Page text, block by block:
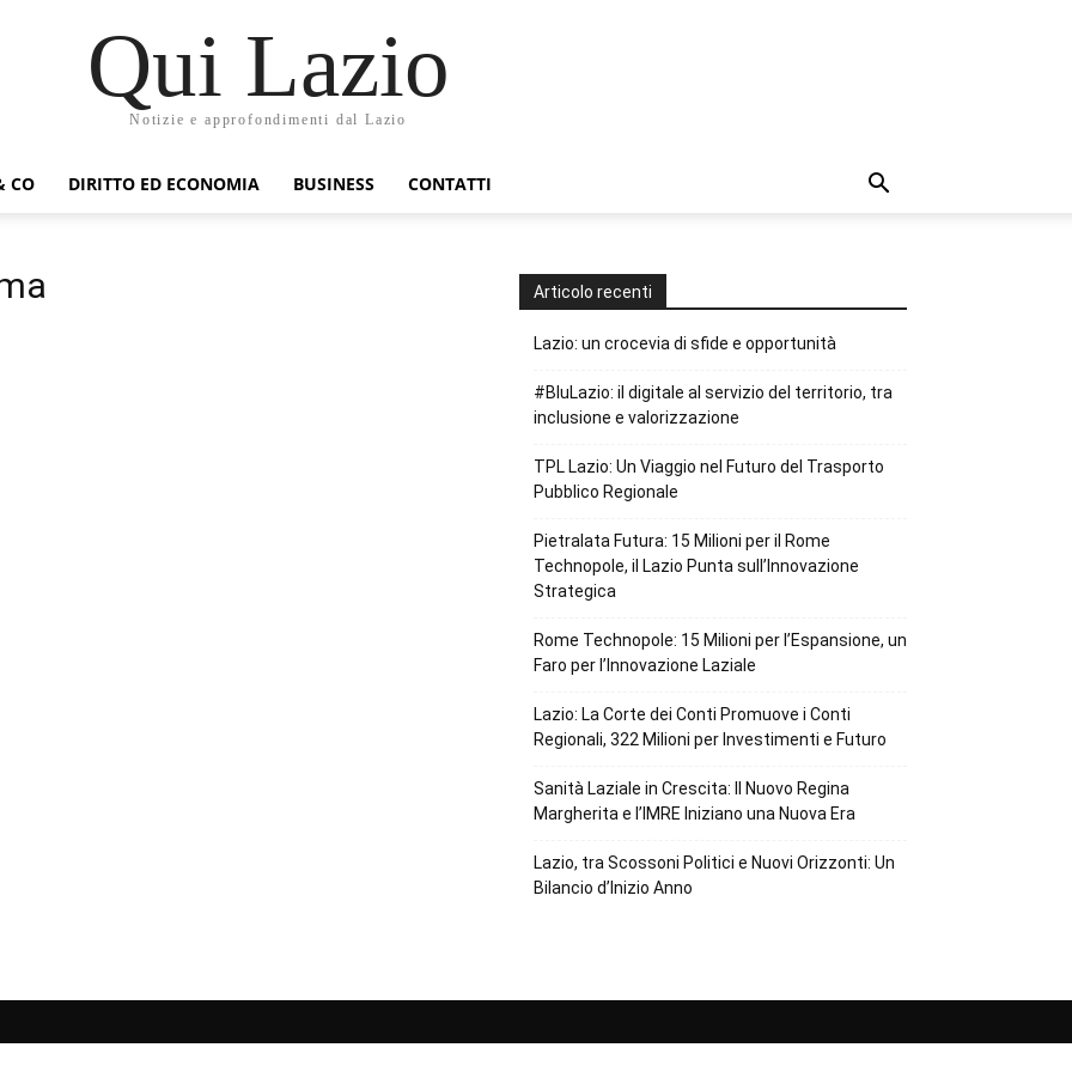
Qui Lazio
Notizie e approfondimenti dal Lazio
CO DIRITTO ED ECONOMIA BUSINESS CONTATTI
Articolo recenti
Lazio: un crocevia di sfide e opportunità
#BluLazio: il digitale al servizio del territorio, tra
inclusione e valorizzazione
TPL Lazio: Un Viaggio nel Futuro del Trasporto
Pubblico Regionale
Pietralata Futura: 15 Milioni per il Rome
Technopole, il Lazio Punta sull’Innovazione
Strategica
Rome Technopole: 15 Milioni per l’Espansione, un
Faro per l’Innovazione Laziale
Lazio: La Corte dei Conti Promuove i Conti
Regionali, 322 Milioni per Investimenti e Futuro
Sanità Laziale in Crescita: Il Nuovo Regina
Margherita e l’IMRE Iniziano una Nuova Era
Lazio, tra Scossoni Politici e Nuovi Orizzonti: Un
Bilancio d’Inizio Anno